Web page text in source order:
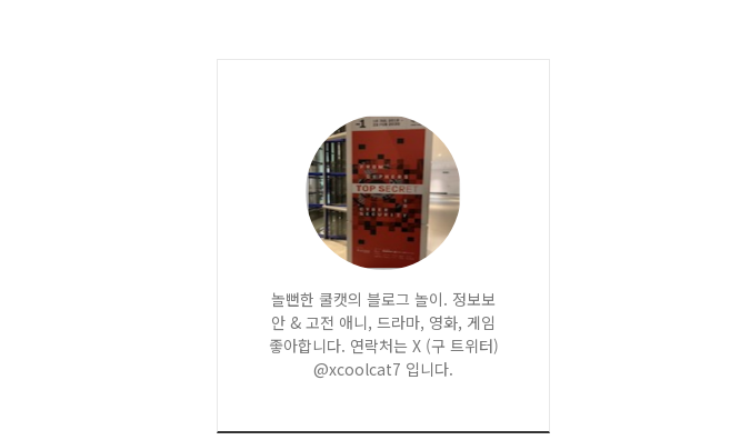
놀뻔한 쿨캣의 블로그 놀이. 정보보
안 & 고전 애니, 드라마, 영화, 게임
좋아합니다. 연락처는 X (구 트위터)
@xcoolcat7 입니다.